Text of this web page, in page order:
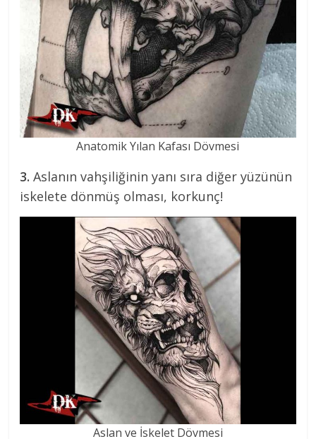
Anatomik Yılan Kafası Dövmesi
3. Aslanın vahşiliğinin yanı sıra diğer yüzünün
iskelete dönmüş olması, korkunç!
Aslan ve İskelet Dövmesi